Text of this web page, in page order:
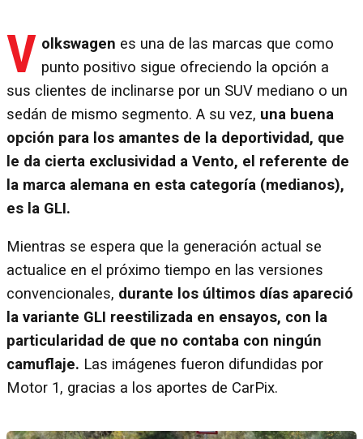
V olkswagen es una de las marcas que como
punto positivo sigue ofreciendo la opción a
sus clientes de inclinarse por un SUV mediano o un
sedán de mismo segmento. A su vez, una buena
opción para los amantes de la deportividad, que
le da cierta exclusividad a Vento, el referente de
la marca alemana en esta categoría (medianos),
es la GLI.
Mientras se espera que la generación actual se
actualice en el próximo tiempo en las versiones
convencionales, durante los últimos días apareció
la variante GLI reestilizada en ensayos, con la
particularidad de que no contaba con ningún
camuflaje. Las imágenes fueron difundidas por
Motor 1, gracias a los aportes de CarPix.